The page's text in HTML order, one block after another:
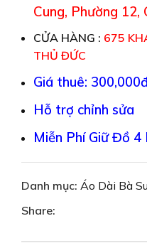
Cung, Phường 12,
CỬA HÀNG : 675
THỦ ĐỨC
Giá thuê:
Hỗ trợ chỉnh sửa
Miễn Phí Giữ Đồ 4
Danh mục: Áo Dài Bà
Share: